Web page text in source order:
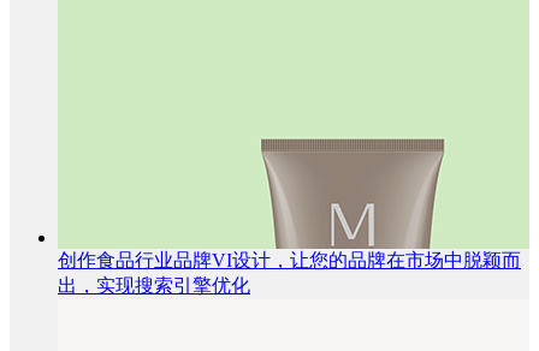
创作食品行业品牌VI设计，让您的品牌在市场中脱颖而
出，实现搜索引擎优化